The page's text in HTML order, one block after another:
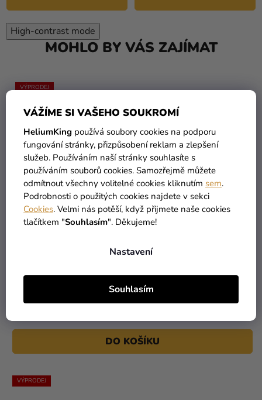
VÁŽÍME SI VAŠEHO SOUKROMÍ
HeliumKing používá soubory cookies na podporu
fungování stránky, přizpůsobení reklam a zlepšení
služeb. Používáním naší stránky souhlasíte s
používáním souborů cookies. Samozřejmě můžete
odmítnout všechny volitelné cookies kliknutím sem.
Podrobnosti o použitých cookies najdete v sekci
Cookies. Velmi nás potěší, když přijmete naše cookies
tlačítkem "Souhlasím". Děkujeme!
Nastavení
Souhlasím
High-contrast mode
MOHLO BY VÁS ZAJÍMAT
VÝPRODEJ
Označení stolu - Nature Friendly
209 Kč 89 Kč
DO KOŠÍKU
VÝPRODEJ